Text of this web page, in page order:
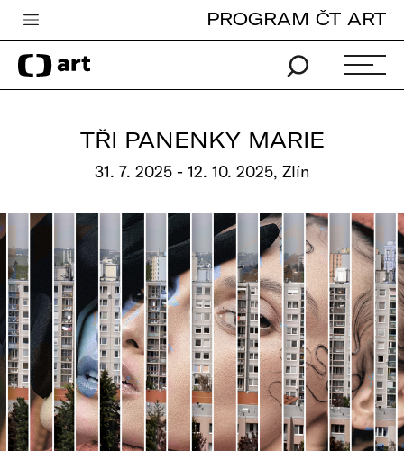
Česká televize
Zpravodajství
Pro děti
edu
Vše o ČT
PROGRAM ČT ART
TŘI PANENKY MARIE
31. 7. 2025 - 12. 10. 2025, Zlín